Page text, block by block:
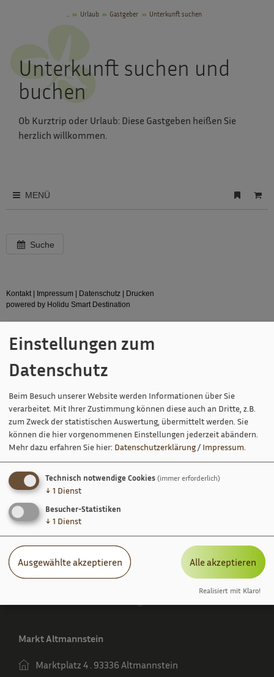
Urlaub Gastgeber Unterkunft suchen
Unterkunft suchen und
buchen
Ob Kurztrip oder Urlaub: Diese Gastgeben heißen Sie
herzlich willkommen.
MENÜ
Suche
Kontakt| Impressum Datenschutz
Drucken
powered by Holidu Smart Destination
Einstellungen zum
Datenschutz
Beim Besuch unserer Website werden Informationen über Sie
verarbeitet. Mit Ihrer Zustimmung können diese auch an Dritte, z.B.
zum Zweck der statistischen Auswertung, übermittelt werden. Sie
können die hier vorgenommenen Einstellungen jederzeit abändern.
Mehr dazu erfahren Sie hier: Datenschutzerklärung/ Impressum
Technisch notwendige Cookies (immer erforderlich)
↓ 1 Dienst
Besucher-Statistiken
↓ 1 Dienst
Ausgewählte akzeptieren Alle akzeptieren
Realisiert mit Klaro!
Markt Altmannstein
Marktplatz 4 . 93336 Altmannstein